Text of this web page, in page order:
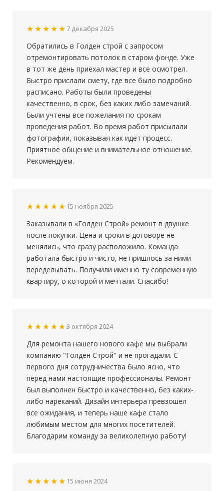
★★★★★ 7 декабря 2025
Обратились в Голден строй с запросом
отремонтировать потолок в старом фонде. Уже
в тот же день приехал мастер и все осмотрел.
Быстро прислали смету, где все было подробно
расписано. Работы были проведены
качественно, в срок, без каких либо замечаний.
Были учтены все пожелания по срокам
проведения работ. Во время работ присылали
фотографии, показывая как идет процесс.
Приятное общение и внимательное отношение.
Рекомендуем.
★★★★★ 15 ноября 2025
Заказывали в «Голден Строй» ремонт в двушке
после покупки. Цена и сроки в договоре не
менялись, что сразу расположило. Команда
работала быстро и чисто, не пришлось за ними
переделывать. Получили именно ту современную
квартиру, о которой и мечтали. Спасибо!
★★★★★3 октября 2024
Для ремонта нашего нового кафе мы выбрали
компанию "Голден Строй" и не прогадали. С
первого дня сотрудничества было ясно, что
перед нами настоящие профессионалы. Ремонт
был выполнен быстро и качественно, без каких-
либо нареканий. Дизайн интерьера превзошел
все ожидания, и теперь наше кафе стало
любимым местом для многих посетителей.
Благодарим команду за великолепную работу!
★★★★★ 15 июня 2024